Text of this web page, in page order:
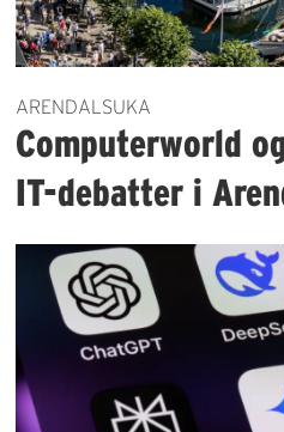
ARENDALSUKA
Computerworld
IT-debatter i